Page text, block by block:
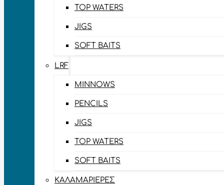
TOP WATERS
JIGS
SOFT BAITS
LRF
MINNOWS
PENCILS
JIGS
TOP WATERS
SOFT BAITS
ΚΑΛΑΜΑΡΙΈΡΕΣ